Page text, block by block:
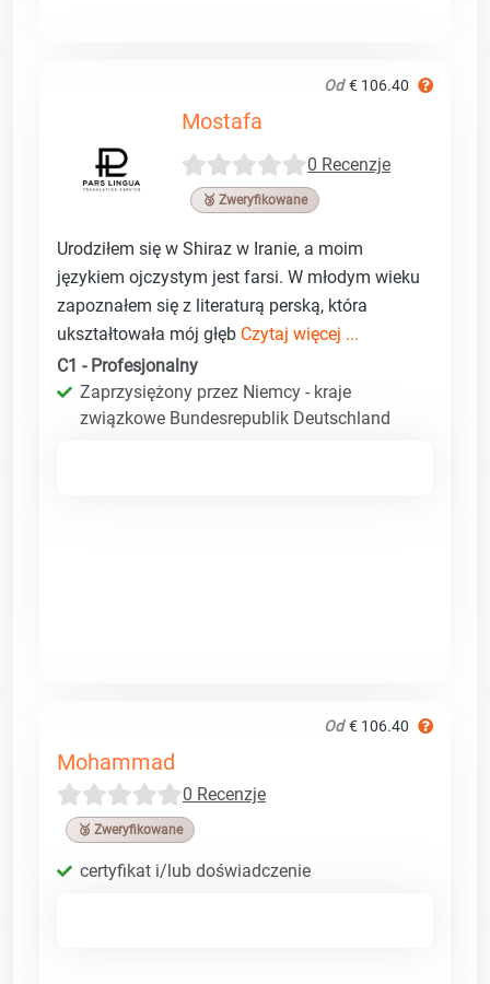
Od € 106.40
Mostafa
0 Recenzje
🥉 Zweryfikowane
Urodziłem się w Shiraz w Iranie, a moim
językiem ojczystym jest farsi. W młodym wieku
zapoznałem się z literaturą perską, która
ukształtowała mój głęb Czytaj więcej ...
C1 - Profesjonalny
Zaprzysiężony przez Niemcy - kraje
związkowe Bundesrepublik Deutschland
Od € 106.40
Mohammad
0 Recenzje
🥉 Zweryfikowane
certyfikat i/lub doświadczenie